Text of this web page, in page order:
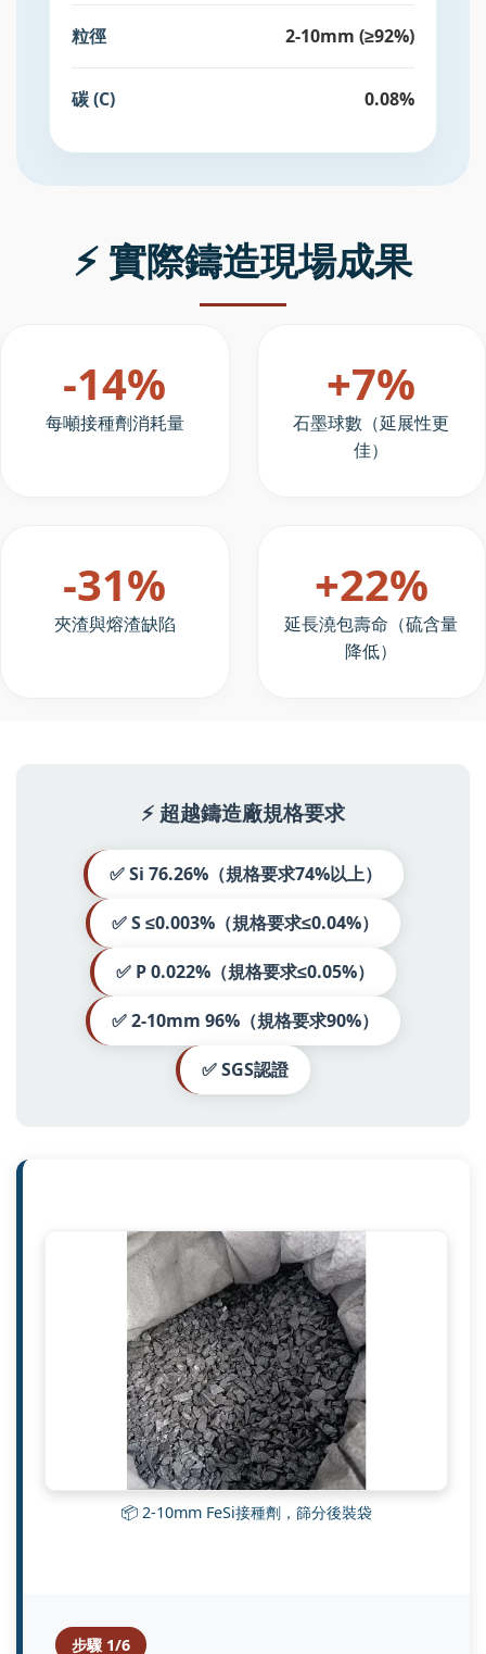
粒徑 2-10mm (≥92%)
碳 (C) 0.08%
⚡ 實際鑄造現場成果
-14%
每噸接種劑消耗量
+7%
石墨球數（延展性更
佳）
-31%
夾渣與熔渣缺陷
+22%
延長澆包壽命（硫含量
降低）
⚡ 超越鑄造廠規格要求
✅ Si 76.26%（規格要求74%以上）
✅ S ≤0.003%（規格要求≤0.04%）
✅ P 0.022%（規格要求≤0.05%）
✅ 2-10mm 96%（規格要求90%）
✅ SGS認證
步驟 1/6
📦 2-10mm FeSi接種劑，篩分後裝袋